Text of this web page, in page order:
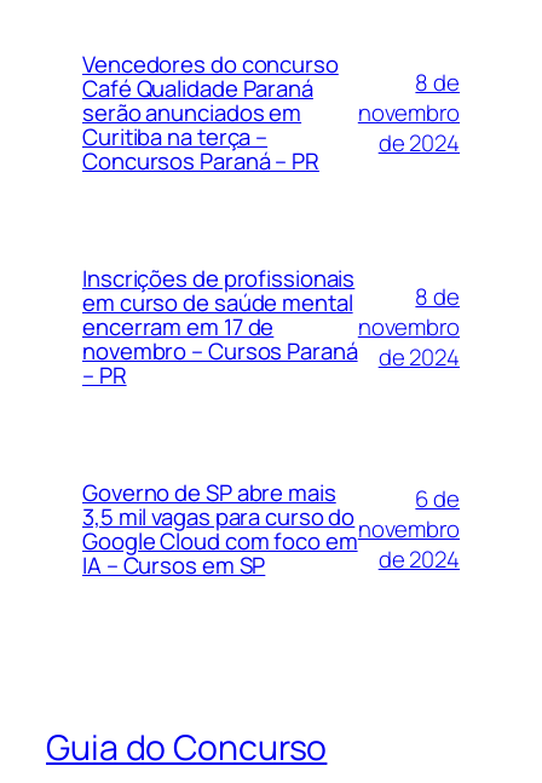
Vencedores do concurso
Café Qualidade Paraná
serão anunciados em
Curitiba na terça –
Concursos Paraná – PR
8 de
novembro
de 2024
Inscrições de profissionais
em curso de saúde mental
encerram em 17 de
novembro – Cursos Paraná
– PR
8 de
novembro
de 2024
Governo de SP abre mais
3,5 mil vagas para curso do
Google Cloud com foco em
IA – Cursos em SP
6 de
novembro
de 2024
Guia do Concurso